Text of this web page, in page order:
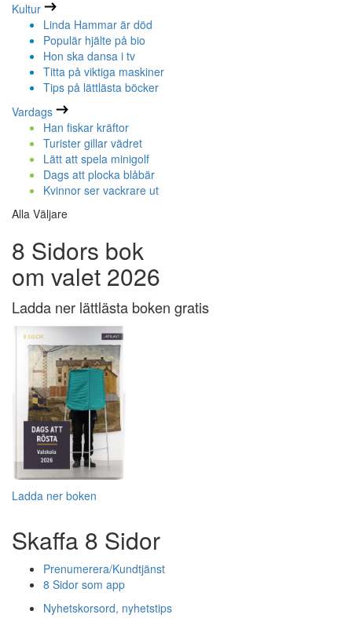
Kultur
Linda Hammar är död
Populär hjälte på bio
Hon ska dansa i tv
Titta på viktiga maskiner
Tips på lättlästa böcker
Vardags
Han fiskar kräftor
Turister gillar vädret
Lätt att spela minigolf
Dags att plocka blåbär
Kvinnor ser vackrare ut
Alla Väljare
8 Sidors bok
om valet 2026
Ladda ner lättlästa boken gratis
Ladda ner boken
Skaffa 8 Sidor
Prenumerera/Kundtjänst
8 Sidor som app
Nyhetskorsord, nyhetstips